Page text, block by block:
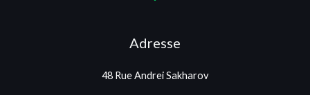
Adresse
48 Rue Andrei Sakharov